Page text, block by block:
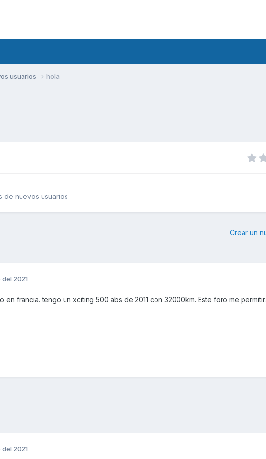
usuarios hola
de nuevos usuarios
Crear un
del 2021
en francia. tengo un xciting 500 abs de 2011 con 32000km. Este foro me
del 2021